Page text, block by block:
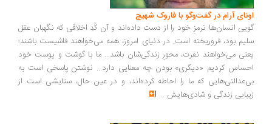
آرام در گفت‌وگو با فاروک شهیچ‭
انسان‌ها ترمزِ خود را از دست داده‌اند و آن کُدِ اخلاقی که نگهبان عقل
بود، فروریخته است. در دنیای امروز، همه می‌خواهند فاشیست باشند؛
می‌خواهند نفرت، محورِ زندگی‌شان باشد... ما با گوشت و پوست خود
کردیم «دیگری» بودن چه معنایی دارد... نوشتن پاسخی است به
که ما را احاطه کرده‌اند، و در عین حال، ستایشی است از
زندگی و شادی‌هایش...